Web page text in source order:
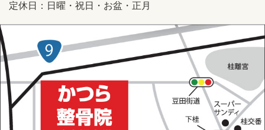
定休日：日曜・祝日・お盆・正月